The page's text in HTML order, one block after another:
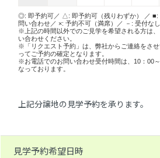
◎: 即予約可／ △: 即予約可（残りわずか） ／ ■:
問い合わせ／ ×: 予約不可（満席）／ －: 受付なし
※上記の時間以外でのご見学を希望される方は
い合わせください。
※「リクエスト予約」は、弊社からご連絡をさ
ってご予約の確定となります。
※お電話でのお問い合わせ受付時間は、10：00
なっております。
上記分譲地の見学予約を承ります。
見学予約希望日時